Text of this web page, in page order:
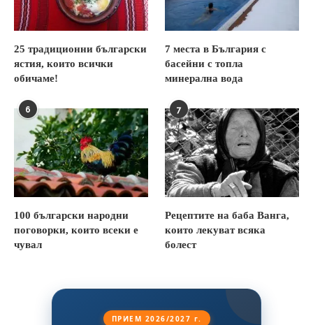
25 традиционни български
ястия, които всички
обичаме!
7 места в България с
басейни с топла
минерална вода
6
100 български народни
поговорки, които всеки е
чувал
7
Рецептите на баба Ванга,
които лекуват всяка
болест
ПРИЕМ 2026/2027 г.